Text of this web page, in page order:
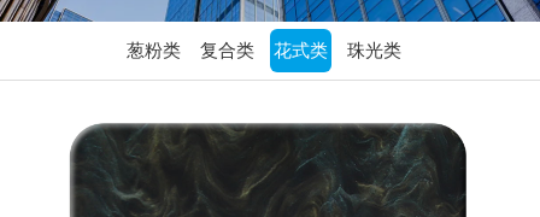
葱粉类 复合类 花式类 珠光类